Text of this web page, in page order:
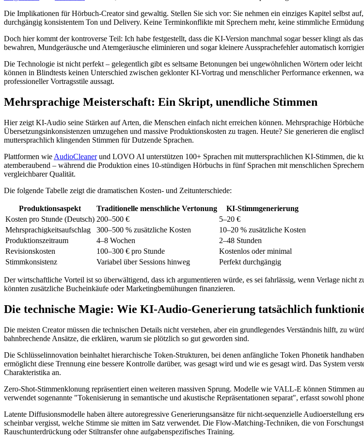
Die Implikationen für Hörbuch-Creator sind gewaltig. Stellen Sie sich vor: Sie nehmen ein einziges Kapitel selbst
durchgängig konsistentem Ton und Delivery. Keine Terminkonflikte mit Sprechern mehr, keine stimmliche
Doch hier kommt der kontroverse Teil: Ich habe festgestellt, dass die KI-Version manchmal sogar besser klingt als
bewahren, Mundgeräusche und Atemgeräusche eliminieren und sogar kleinere Aussprachefehler automatisch
Die Technologie ist nicht perfekt – gelegentlich gibt es seltsame Betonungen bei ungewöhnlichen Wörtern oder
können in Blindtests keinen Unterschied zwischen geklonter KI-Vortrag und menschlicher Performance erkennen,
professioneller Vortragsstile aussagt.
Mehrsprachige Meisterschaft: Ein Skript, unendliche Stimmen
Hier zeigt KI-Audio seine Stärken auf Arten, die Menschen einfach nicht erreichen können. Mehrsprachige
Übersetzungsinkonsistenzen umzugehen und massive Produktionskosten zu tragen. Heute? Sie generieren die
muttersprachlich klingenden Stimmen für Dutzende Sprachen.
Plattformen wie AudioCleanerund LOVO AI unterstützen 100+ Sprachen mit muttersprachlichen KI-Stimmen, die
atemberaubend – während die Produktion eines 10-stündigen Hörbuchs in fünf Sprachen mit menschlichen
vergleichbarer Qualität.
Die folgende Tabelle zeigt die dramatischen Kosten- und Zeitunterschiede:
Produktionsaspekt Traditionelle menschliche Vertonung
KI-Stimmgenerierung
Kosten pro Stunde (Deutsch) 200–500 €
5–20 €
Mehrsprachigkeitsaufschlag
300–500 % zusätzliche Kosten
10–20 % zusätzliche Kosten
Produktionszeitraum
4–8 Wochen
2–48 Stunden
Revisionskosten
100–300 € pro Stunde
Kostenlos oder minimal
Stimmkonsistenz
Variabel über Sessions hinweg Perfekt durchgängig
Der wirtschaftliche Vorteil ist so überwältigend, dass ich argumentieren würde, es sei fahrlässig, wenn Verlage
könnten zusätzliche Bucheinkäufe oder Marketingbemühungen finanzieren.
Die technische Magie: Wie KI-Audio-Generierung tatsächlich
Die meisten Creator müssen die technischen Details nicht verstehen, aber ein grundlegendes Verständnis hilft, zu
bahnbrechende Ansätze, die erklären, warum sie plötzlich so gut geworden sind.
Die Schlüsselinnovation beinhaltet hierarchische Token-Strukturen, bei denen anfängliche Token Phonetik
ermöglicht diese Trennung eine bessere Kontrolle darüber, was gesagt wird und wie es gesagt wird. Das System
Charakteristika an.
Zero-Shot-Stimmenklonung repräsentiert einen weiteren massiven Sprung. Modelle wie VALL-E können Stimmen
verwendet sogenannte "Tokenisierung in semantische und akustische Repräsentationen separat", erfasst sowohl
Latente Diffusionsmodelle haben ältere autoregressive Generierungsansätze für nicht-sequenzielle Audioerstellung
scheinbar vergisst, welche Stimme sie mitten im Satz verwendet. Die Flow-Matching-Techniken, die von
Rauschunterdrückung oder Stiltransfer ohne aufgabenspezifisches Training.